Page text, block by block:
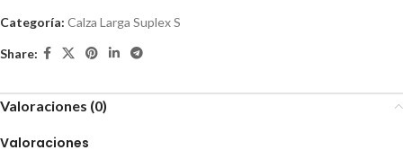
Categoría: Calza Larga Suplex S
Share:
Valoraciones (0)
Valoraciones